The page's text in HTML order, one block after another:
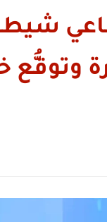
وتوقُّع